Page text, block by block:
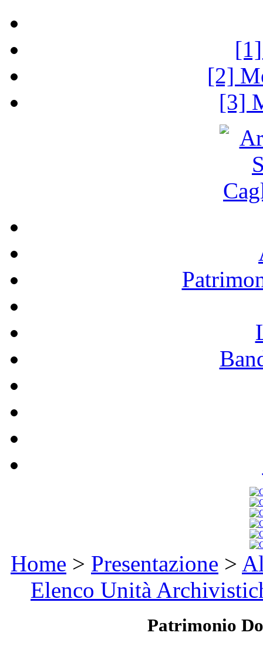
[2]
[3]
Home > Presentazione >
Elenco Unità
Patrimonio